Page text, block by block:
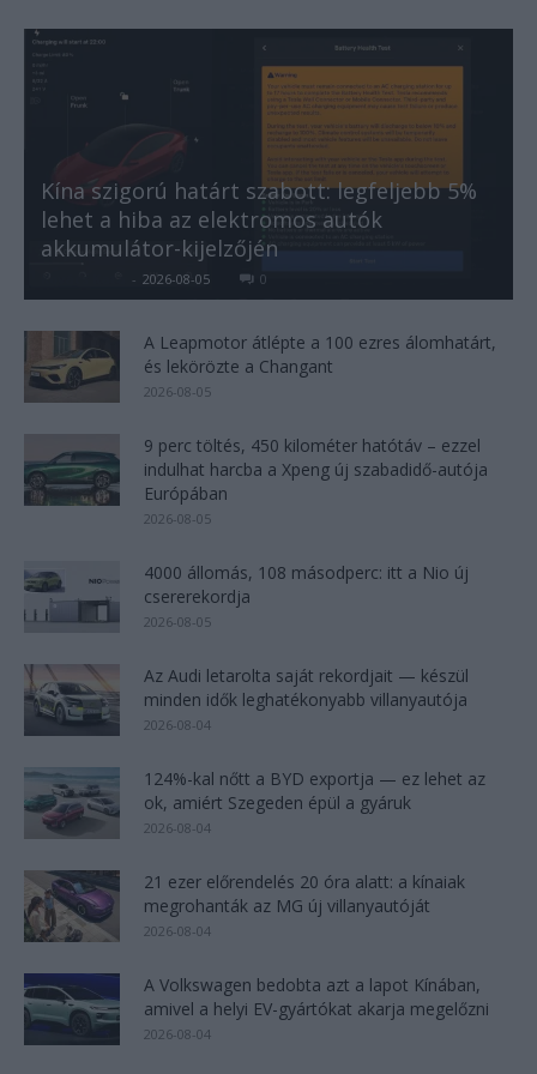
Kína szigorú határt szabott: legfeljebb 5%
lehet a hiba az elektromos autók
akkumulátor-kijelzőjén
- 2026-08-05 0
A Leapmotor átlépte a 100 ezres álomhatárt,
és lekörözte a Changant
2026-08-05
9 perc töltés, 450 kilométer hatótáv – ezzel
indulhat harcba a Xpeng új szabadidő-autója
Európában
2026-08-05
4000 állomás, 108 másodperc: itt a Nio új
csererekordja
2026-08-05
Az Audi letarolta saját rekordjait — készül
minden idők leghatékonyabb villanyautója
2026-08-04
124%-kal nőtt a BYD exportja — ez lehet az
ok, amiért Szegeden épül a gyáruk
2026-08-04
21 ezer előrendelés 20 óra alatt: a kínaiak
megrohanták az MG új villanyautóját
2026-08-04
A Volkswagen bedobta azt a lapot Kínában,
amivel a helyi EV-gyártókat akarja megelőzni
2026-08-04